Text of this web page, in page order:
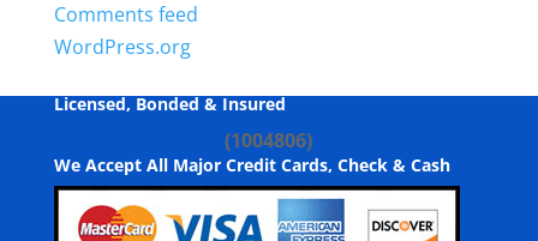
Comments feed
WordPress.org
Licensed, Bonded & Insured
(1004806)
We Accept All Major Credit Cards, Check & Cash